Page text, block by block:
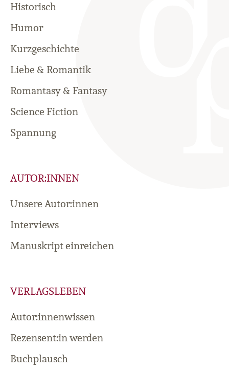
Historisch
Humor
Kurzgeschichte
Liebe & Romantik
Romantasy & Fantasy
Science Fiction
Spannung
AUTOR:INNEN
Unsere Autor:innen
Interviews
Manuskript einreichen
VERLAGSLEBEN
Autor:innenwissen
Rezensent:in werden
Buchplausch